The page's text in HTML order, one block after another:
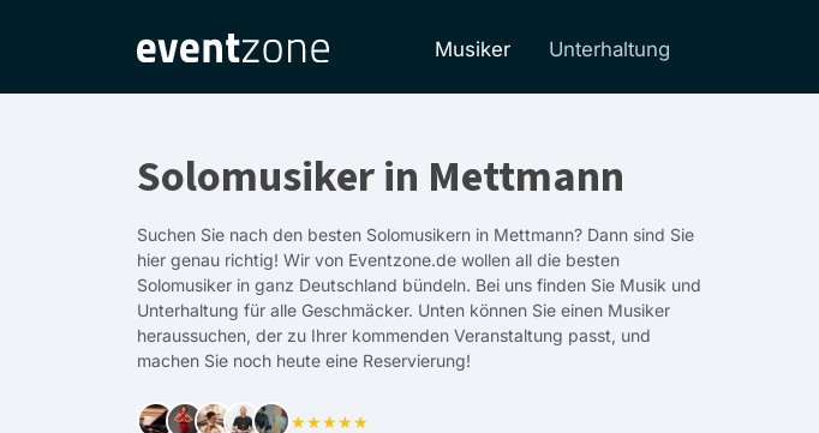
Musiker Unterhaltung
Solomusiker in Mettmann
Suchen Sie nach den besten Solomusikern in Mettmann? Dann sind Sie
hier genau richtig! Wir von Eventzone.de wollen all die besten
Solomusiker in ganz Deutschland bündeln. Bei uns finden Sie Musik und
Unterhaltung für alle Geschmäcker. Unten können Sie einen Musiker
heraussuchen, der zu Ihrer kommenden Veranstaltung passt, und
machen Sie noch heute eine Reservierung!
★★★★★